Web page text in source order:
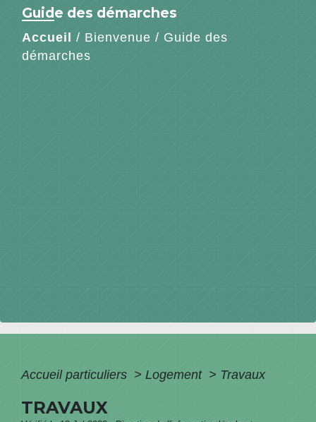
Guide des démarches
Accueil / Bienvenue / Guide des
démarches
Accueil particuliers > Logement > Travaux
TRAVAUX